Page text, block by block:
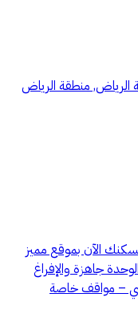
الرياض, منطقة الرياض
تملك مسكنك الآن بموقع مميز
تصل إلى 25 سنة • الوحدة جاهزة والإفراغ
– مواقف خاصة